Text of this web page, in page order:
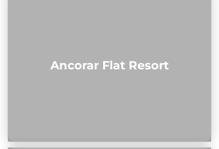
Ancorar Flat Resort